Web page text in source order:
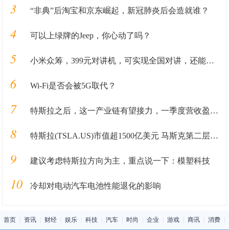
3 “非典”后淘宝和京东崛起，新冠肺炎后会造就谁？
4 可以上绿牌的Jeep，你心动了吗？
5 小米众筹，399元对讲机，可实现全国对讲，还能连手机？
6 Wi-Fi是否会被5G取代？
7 特斯拉之后，这一产业链有望接力，一季度营收盈利均创历史纪录
8 特斯拉(TSLA.US)市值超1500亿美元 马斯克第二层级奖励即将解锁
9 建议考虑特斯拉方向为主，重点说一下：模塑科技
10 冷却对电动汽车电池性能退化的影响
首页 资讯 财经 娱乐 科技 汽车 时尚 企业 游戏 商讯 消费